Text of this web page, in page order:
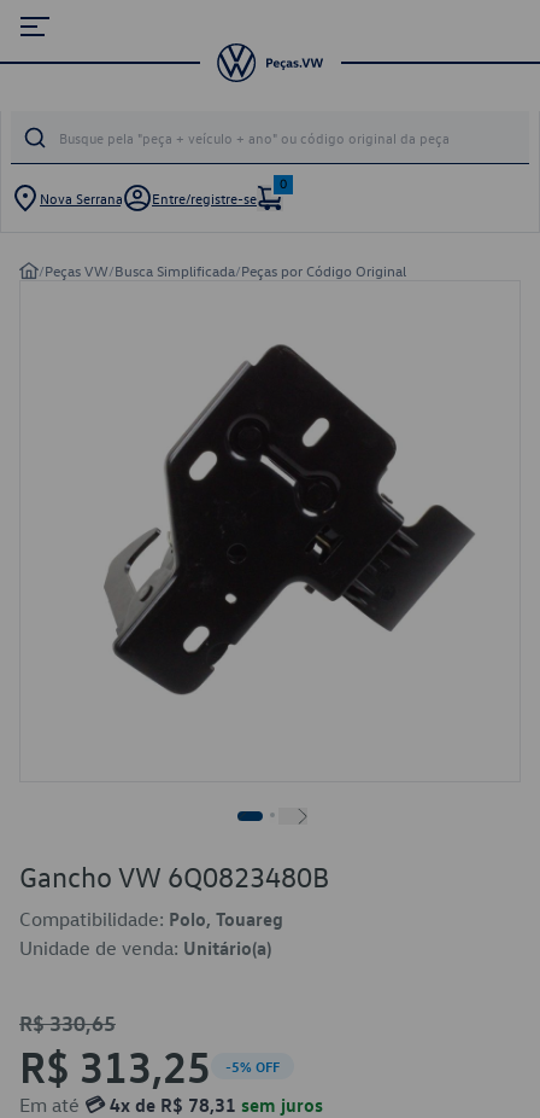
Nova Serrana Entre/registre-se
0
/Peças VW/Busca Simplificada/Peças por Código Original
Gancho VW 6Q0823480B
Compatibilidade: Polo, Touareg
Unidade de venda: Unitário(a)
R$ 330,65
R$ 313,25 -5% OFF
Em até 💳 4x de R$ 78,31 sem juros